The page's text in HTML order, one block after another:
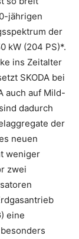
jährigen
der
kW (204 PS)*.
ins Zeitalter
SKODA bei
auch auf Mild-
dadurch
der
neuen
weniger
zwei
eine